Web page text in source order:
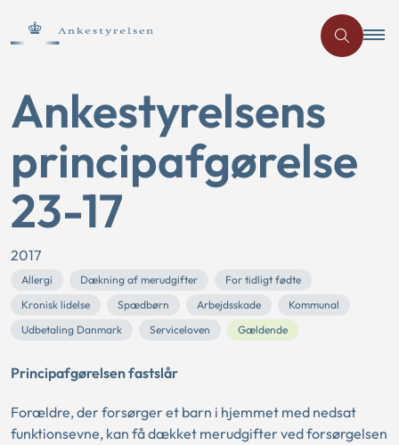
Ankestyrelsens
principafgørelse
23-17
2017
Allergi Dækning af merudgifter
For tidligt fødte
Kronisk lidelse
Spædbørn Arbejdsskade
Kommunal
Udbetaling Danmark
Serviceloven Gældende
Principafgørelsen fastslår
Forældre, der forsørger et barn i hjemmet med nedsat
funktionsevne, kan få dækket merudgifter ved forsørgelsen